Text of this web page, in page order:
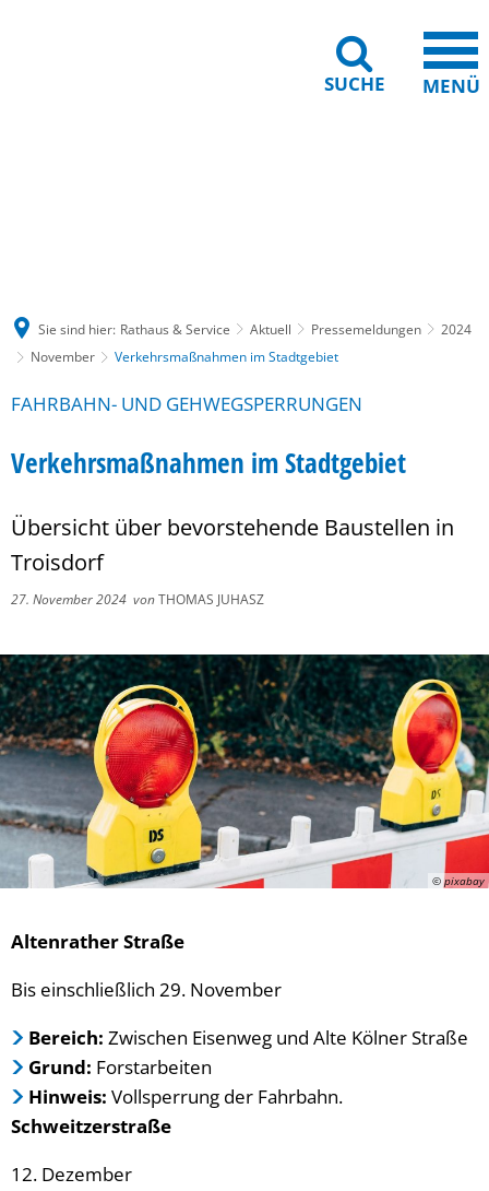
SUCHE MENÜ
Sie sind hier: Rathaus & Service Aktuell Pressemeldungen
2024
November
Verkehrsmaßnahmen im Stadtgebiet
FAHRBAHN- UND GEHWEGSPERRUNGEN
Verkehrsmaßnahmen im Stadtgebiet
Übersicht über bevorstehende Baustellen in
Troisdorf
27. November 2024 vonTHOMAS JUHASZ
© pixabay
Altenrather Straße
Bis einschließlich 29. November
Bereich: Zwischen Eisenweg und Alte Kölner Straße
Grund: Forstarbeiten
Hinweis: Vollsperrung der Fahrbahn.
Schweitzerstraße
12. Dezember